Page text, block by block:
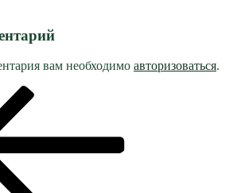
вам необходимо авторизоваться.